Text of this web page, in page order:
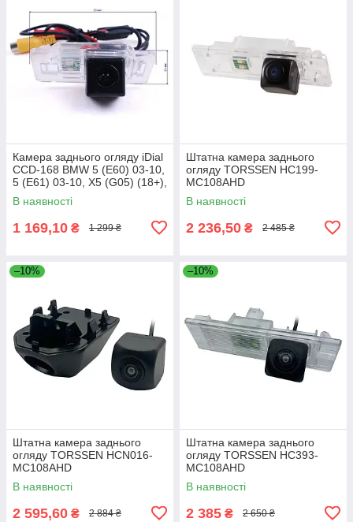
Камера заднього огляду iDial
CCD-168 BMW 5 (E60) 03-10,
5 (E61) 03-10, X5 (G05) (18+),
X6 (G06) (19+), 5 (E39)
В наявності
1 169,10 ₴ 1 299 ₴
Штатна камера заднього
огляду TORSSEN HC199-
MC108AHD
В наявності
2 236,50 ₴ 2 485 ₴
–10%
Штатна камера заднього
огляду TORSSEN HCN016-
MC108AHD
В наявності
2 595,60 ₴ 2 884 ₴
–10%
Штатна камера заднього
огляду TORSSEN HC393-
MC108AHD
В наявності
2 385 ₴ 2 650 ₴